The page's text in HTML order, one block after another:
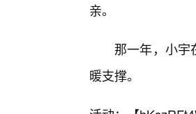
亲。
那一年，小宇
暖支撑。